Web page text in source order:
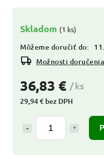
36,83 € / ks
29,94 € bez DPH
Skladom (1 ks)
Môžeme doručiť do:
Možnosti doručenia